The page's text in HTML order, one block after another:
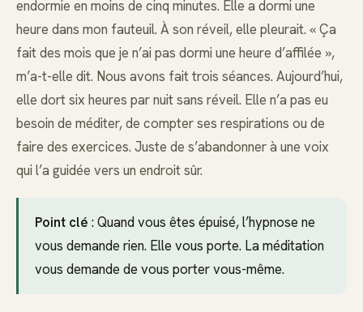
endormie en moins de cinq minutes. Elle a dormi une
heure dans mon fauteuil. À son réveil, elle pleurait. « Ça
fait des mois que je n’ai pas dormi une heure d’affilée »,
m’a-t-elle dit. Nous avons fait trois séances. Aujourd’hui,
elle dort six heures par nuit sans réveil. Elle n’a pas eu
besoin de méditer, de compter ses respirations ou de
faire des exercices. Juste de s’abandonner à une voix
qui l’a guidée vers un endroit sûr.
Point clé : Quand vous êtes épuisé, l’hypnose ne
vous demande rien. Elle vous porte. La méditation
vous demande de vous porter vous-même.